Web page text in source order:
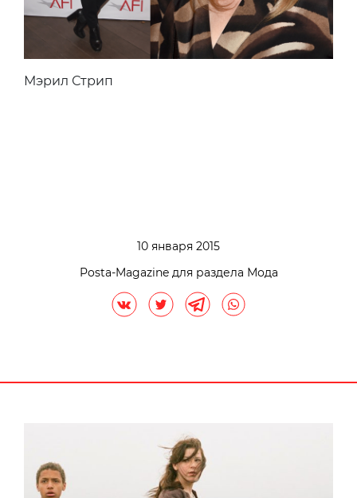
Мэрил Стрип
10 января 2015
Posta-Magazine для раздела Мода